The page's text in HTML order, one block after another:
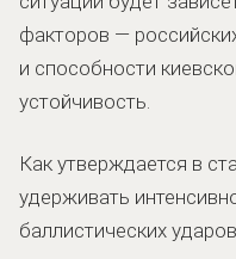
факторов —
и способности
устойчивость.
Как утверждается в
удерживать
баллистических